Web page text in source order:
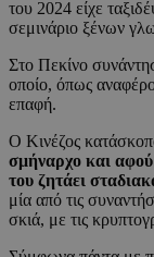
του 2024 είχε
σεμινάριο ξένων
Στο Πεκίνο
οποίο, όπως
επαφή.
Ο Κινέζος
σμήναρχο και αφού
του ζητάει
μία από τις
σκιά, με τις